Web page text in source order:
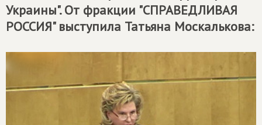
Украины". От фракции "СПРАВЕДЛИВАЯ
РОССИЯ" выступила Татьяна Москалькова: